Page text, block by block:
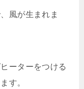
風が生まれま
ーターをつける
す。